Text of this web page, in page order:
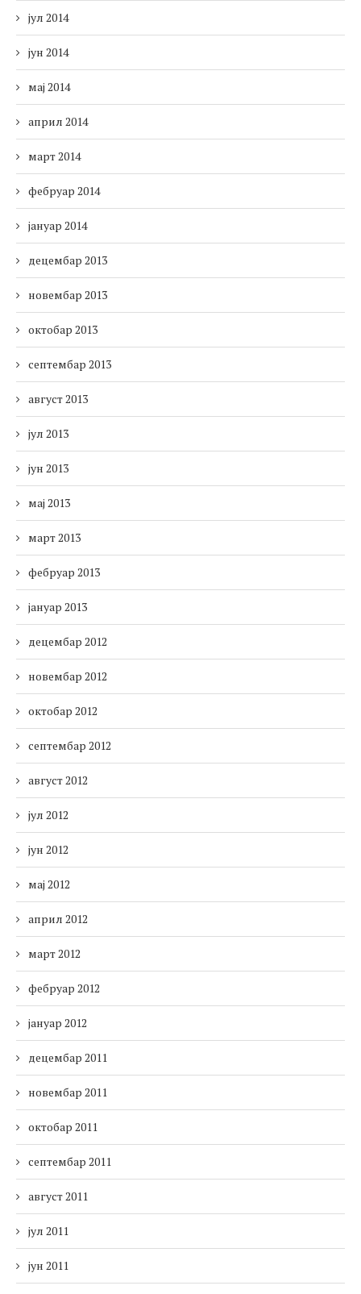
јул 2014
јун 2014
мај 2014
април 2014
март 2014
фебруар 2014
јануар 2014
децембар 2013
новембар 2013
октобар 2013
септембар 2013
август 2013
јул 2013
јун 2013
мај 2013
март 2013
фебруар 2013
јануар 2013
децембар 2012
новембар 2012
октобар 2012
септембар 2012
август 2012
јул 2012
јун 2012
мај 2012
април 2012
март 2012
фебруар 2012
јануар 2012
децембар 2011
новембар 2011
октобар 2011
септембар 2011
август 2011
јул 2011
јун 2011